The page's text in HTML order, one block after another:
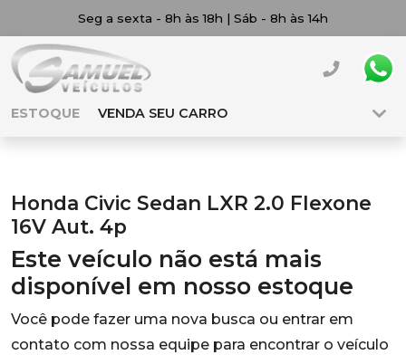
Seg a sexta - 8h às 18h | Sáb - 8h às 14h
ESTOQUE VENDA SEU CARRO
Honda Civic Sedan LXR 2.0 Flexone
16V Aut. 4p
Este veículo não está mais
disponível em nosso estoque
Você pode fazer uma nova busca ou entrar em
contato com nossa equipe para encontrar o veículo